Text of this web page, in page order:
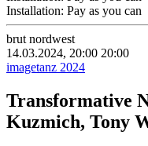
Installation: Pay as you can
brut nordwest
14.03.2024, 20:00 20:00
imagetanz 2024
Transformative
Kuzmich, Tony